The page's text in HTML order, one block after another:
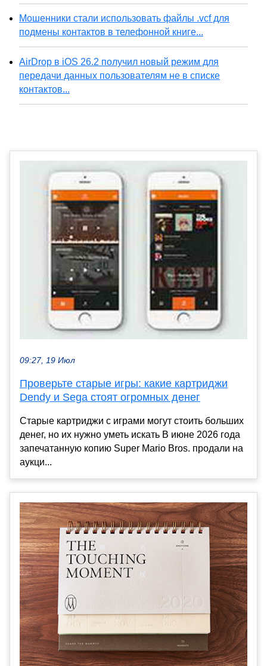
Мошенники стали использовать файлы .vcf для
подмены контактов в телефонной книге...
AirDrop в iOS 26.2 получил новый режим для
передачи данных пользователям не в списке
контактов...
09:27, 19 Июл
Проверьте старые игры: какие картриджи
Dendy и Sega стоят огромных денег
Старые картриджи с играми могут стоить больших
денег, но их нужно уметь искать В июне 2026 года
запечатанную копию Super Mario Bros. продали на
аукци...